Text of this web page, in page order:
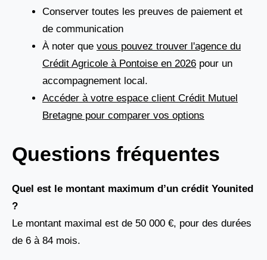
Conserver toutes les preuves de paiement et
de communication
À noter que vous pouvez trouver l'agence du
Crédit Agricole à Pontoise en 2026 pour un
accompagnement local.
Accéder à votre espace client Crédit Mutuel
Bretagne pour comparer vos options
Questions fréquentes
Quel est le montant maximum d’un crédit Younited
?
Le montant maximal est de 50 000 €, pour des durées
de 6 à 84 mois.